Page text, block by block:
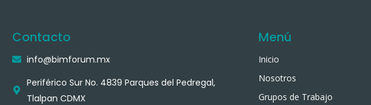
Contacto
info@bimforum.mx
Periférico Sur No. 4839 Parques del Pedregal,
Tlalpan CDMX
Menú
Inicio
Nosotros
Grupos de Trabajo